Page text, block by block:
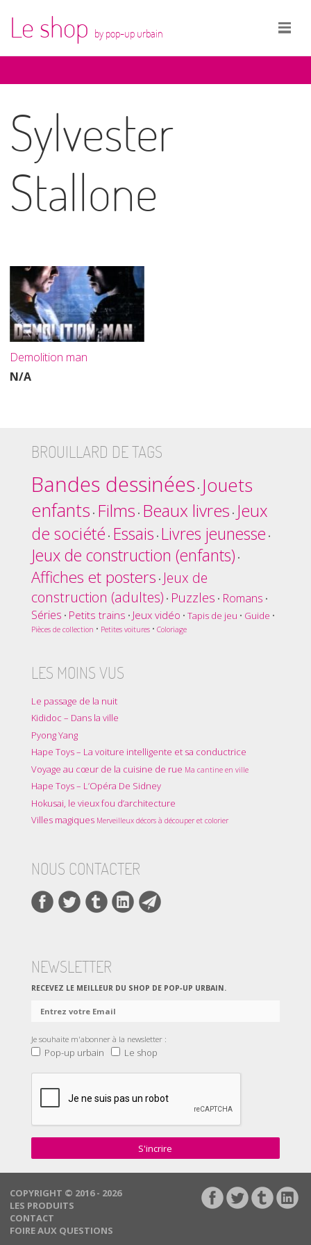
Le shop by pop-up urbain
Sylvester
Stallone
Demolition man
N/A
BROUILLARD DE TAGS
Bandes dessinées• Jouets
enfants • Films • Beaux livres • Jeux
de société • Essais • Livres jeunesse •
Jeux de construction (enfants) •
Affiches et posters • Jeux de
construction (adultes) • Puzzles • Romans •
Séries • Petits trains • Jeux vidéo • Tapis de jeu • Guide •
Pièces de collection • Petites voitures• Coloriage
LES MOINS VUS
Le passage de la nuit
Kididoc – Dans la ville
Pyong Yang
Hape Toys – La voiture intelligente et sa conductrice
Voyage au cœur de la cuisine de rue Ma cantine en ville
Hape Toys – L’Opéra De Sidney
Hokusai, le vieux fou d’architecture
Villes magiques Merveilleux décors à découper et colorier
NOUS CONTACTER
NEWSLETTER
RECEVEZ LE MEILLEUR DU SHOP DE POP‑UP URBAIN.
Je souhaite m'abonner à la newsletter :
Pop-up urbain Le shop
S'incrire
COPYRIGHT © 2016 - 2026
LES PRODUITS
CONTACT
FOIRE AUX QUESTIONS